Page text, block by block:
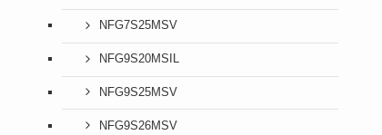
NFG7S25MSV
NFG9S20MSIL
NFG9S25MSV
NFG9S26MSV